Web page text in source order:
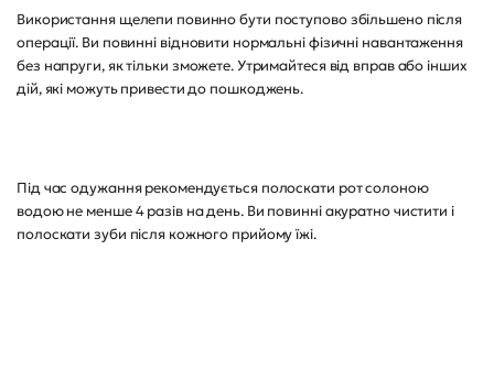
Використання щелепи повинно бути поступово збільшено після
операції. Ви повинні відновити нормальні фізичні навантаження
без напруги, як тільки зможете. Утримайтеся від вправ або інших
дій, які можуть привести до пошкоджень.
Під час одужання рекомендується полоскати рот солоною
водою не менше 4 разів на день. Ви повинні акуратно чистити і
полоскати зуби після кожного прийому їжі.